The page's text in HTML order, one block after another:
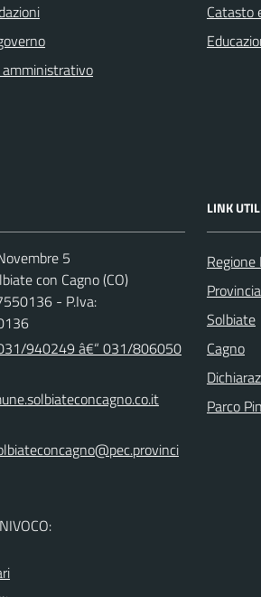
amministrativo
Catasto
5
con Cagno (CO)
- P.Iva:
940249 â€“ 031/806050
LINK
Regione
Solbiate
Cagno
Parco